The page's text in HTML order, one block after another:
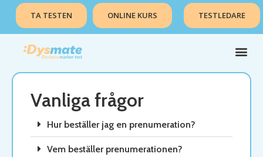
TA TESTEN ONLINE KURS TESTLEDARE
Vanliga frågor
Hur beställer jag en prenumeration?
Vem beställer prenumerationen?